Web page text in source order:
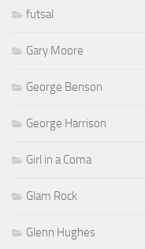
futsal
Gary Moore
George Benson
George Harrison
Girl in a Coma
Glam Rock
Glenn Hughes